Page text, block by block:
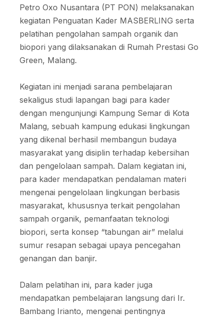
Petro Oxo Nusantara (PT PON) melaksanakan
kegiatan Penguatan Kader MASBERLING serta
pelatihan pengolahan sampah organik dan
biopori yang dilaksanakan di Rumah Prestasi Go
Green, Malang.
Kegiatan ini menjadi sarana pembelajaran
sekaligus studi lapangan bagi para kader
dengan mengunjungi Kampung Semar di Kota
Malang, sebuah kampung edukasi lingkungan
yang dikenal berhasil membangun budaya
masyarakat yang disiplin terhadap kebersihan
dan pengelolaan sampah. Dalam kegiatan ini,
para kader mendapatkan pendalaman materi
mengenai pengelolaan lingkungan berbasis
masyarakat, khususnya terkait pengolahan
sampah organik, pemanfaatan teknologi
biopori, serta konsep “tabungan air” melalui
sumur resapan sebagai upaya pencegahan
genangan dan banjir.
Dalam pelatihan ini, para kader juga
mendapatkan pembelajaran langsung dari Ir.
Bambang Irianto, mengenai pentingnya